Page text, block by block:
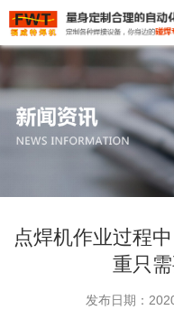
点焊机作业过程
重只
发布日期：